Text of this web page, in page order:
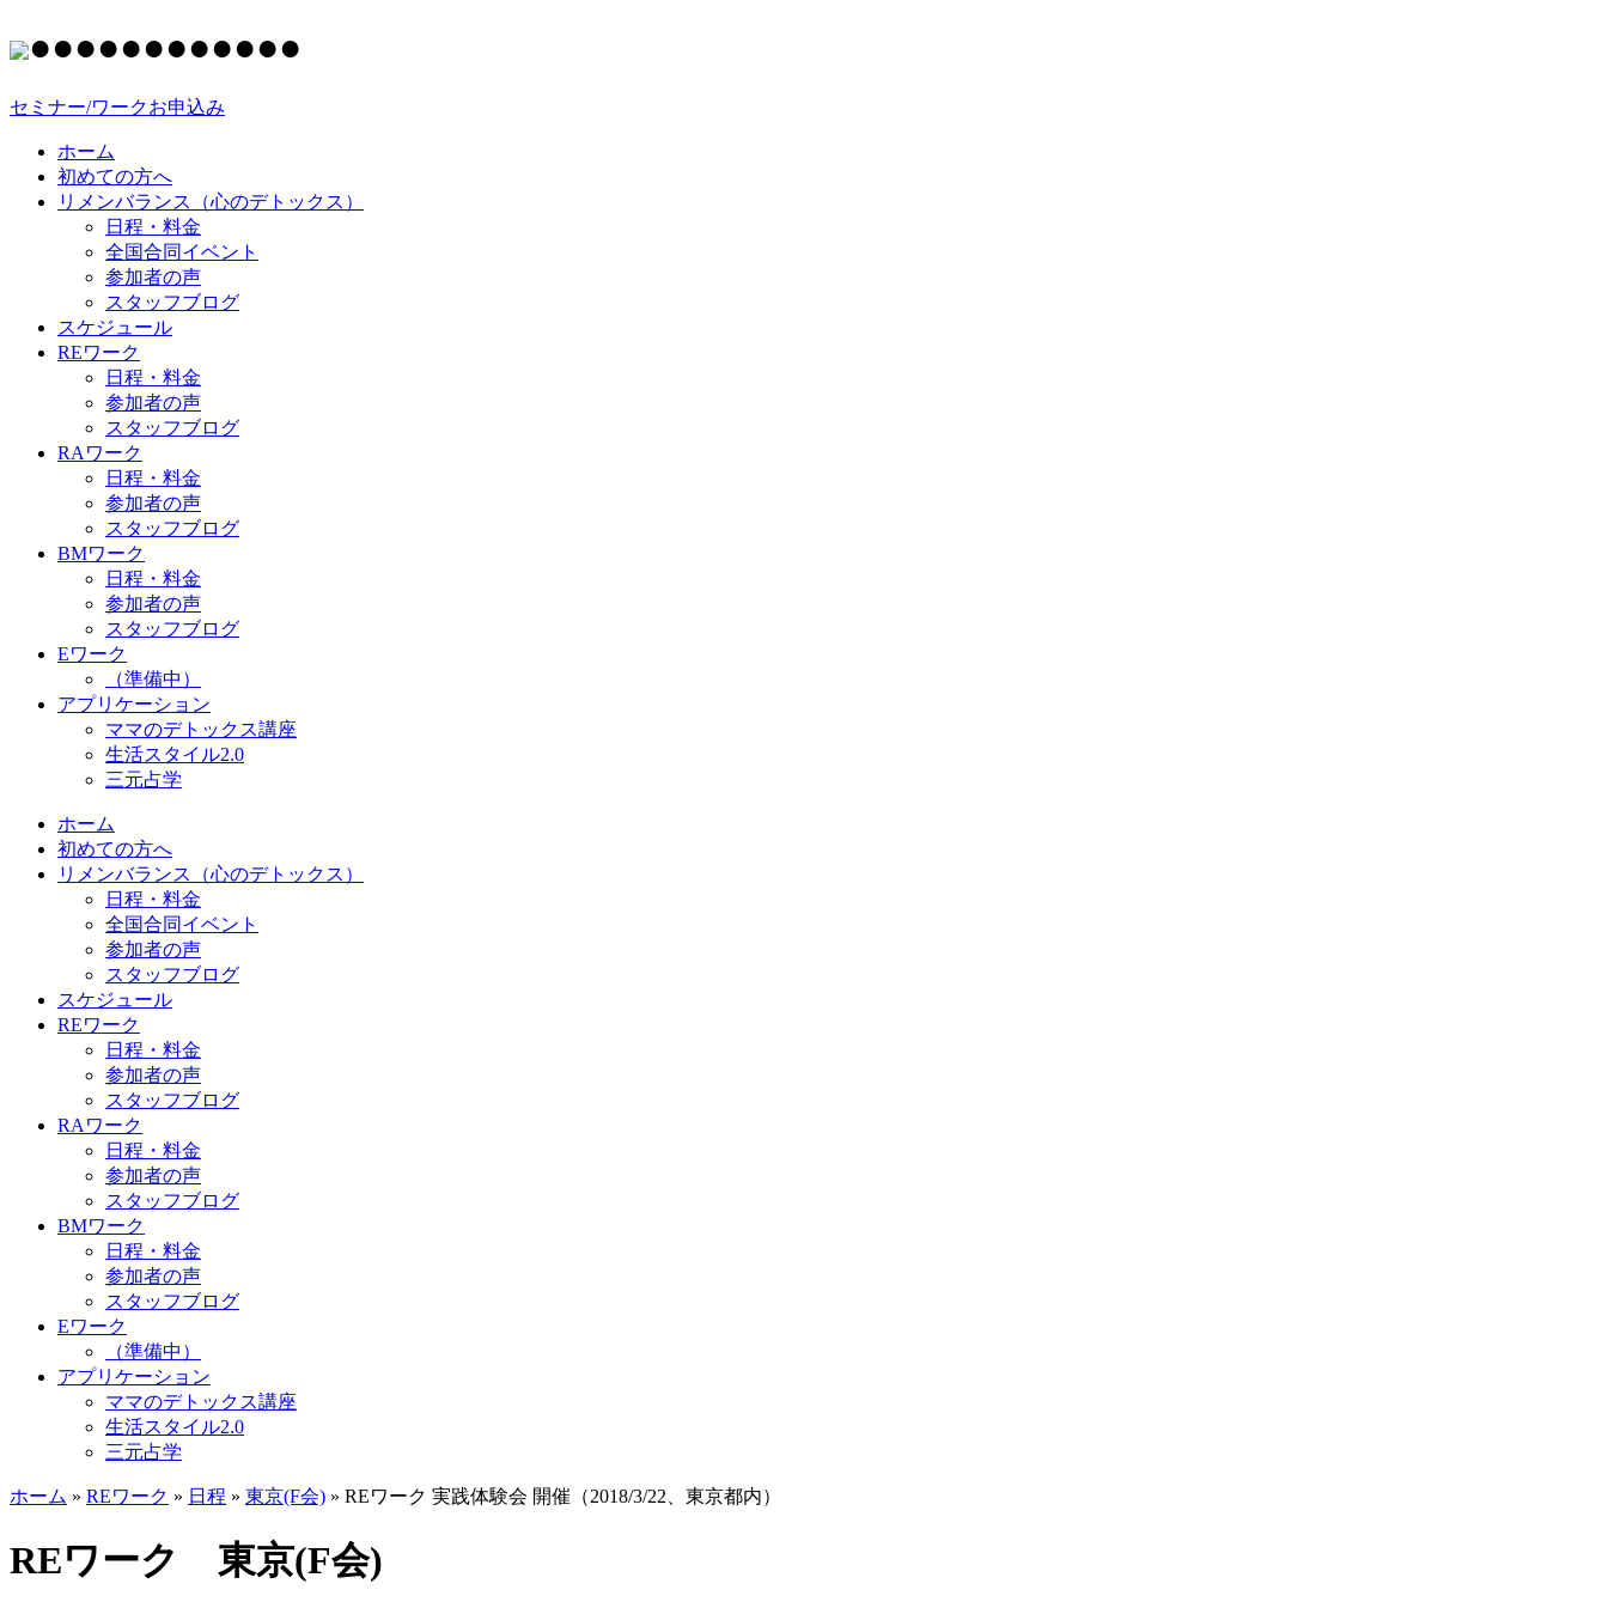
●●●●●●●●●●●●
セミナー/ワークお申込み
ホーム
初めての方へ
リメンバランス（心のデトックス）
日程・料金
全国合同イベント
参加者の声
スタッフブログ
スケジュール
REワーク
日程・料金
参加者の声
スタッフブログ
RAワーク
日程・料金
参加者の声
スタッフブログ
BMワーク
日程・料金
参加者の声
スタッフブログ
Eワーク
（準備中）
アプリケーション
ママのデトックス講座
生活スタイル2.0
三元占学
ホーム
初めての方へ
リメンバランス（心のデトックス）
日程・料金
全国合同イベント
参加者の声
スタッフブログ
スケジュール
REワーク
日程・料金
参加者の声
スタッフブログ
RAワーク
日程・料金
参加者の声
スタッフブログ
BMワーク
日程・料金
参加者の声
スタッフブログ
Eワーク
（準備中）
アプリケーション
ママのデトックス講座
生活スタイル2.0
三元占学
ホーム » REワーク » 日程 » 東京(F会) » REワーク 実践体験会 開催（2018/3/22、東京都内）
REワーク 東京(F会)